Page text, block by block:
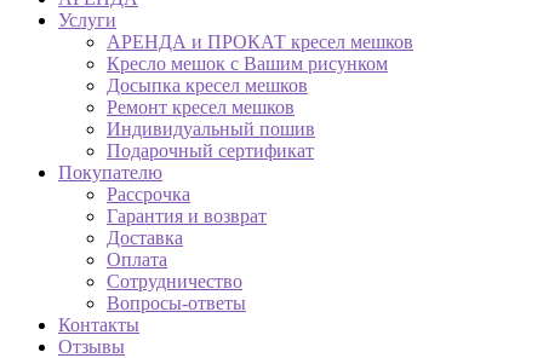
Услуги
АРЕНДА и ПРОКАТ кресел мешков
Кресло мешок с Вашим рисунком
Досыпка кресел мешков
Ремонт кресел мешков
Индивидуальный пошив
Подарочный сертификат
Покупателю
Рассрочка
Гарантия и возврат
Доставка
Оплата
Сотрудничество
Вопросы-ответы
Контакты
Отзывы